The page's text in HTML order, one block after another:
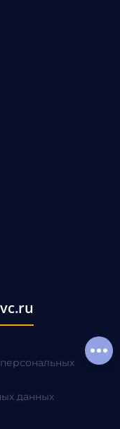
vc.ru
данных